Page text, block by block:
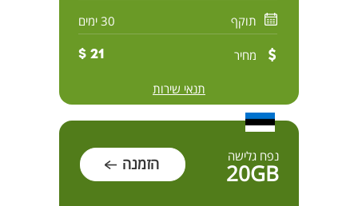
תוקף 30 ימים
מחיר 21 $
תנאי שירות
נפח גלישה
20GB הזמנה